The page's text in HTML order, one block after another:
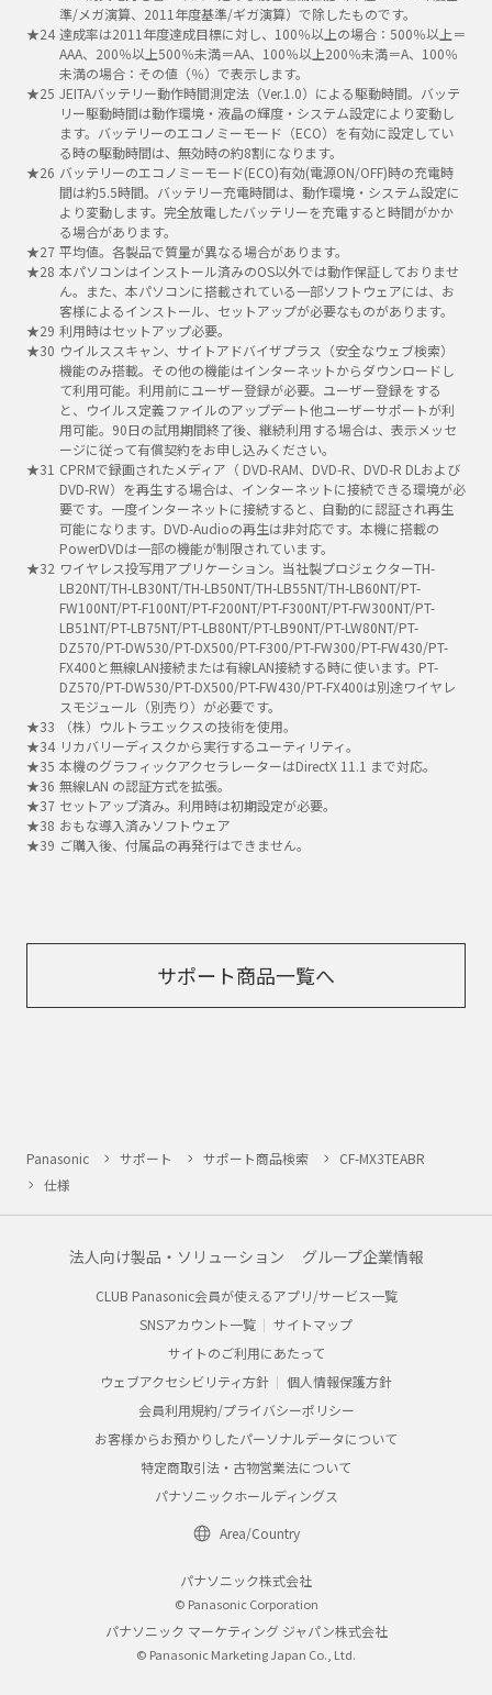
準/メガ演算、2011年度基準/ギガ演算）で除したものです。
達成率は2011年度達成目標に対し、100％以上の場合：500％以上＝
AAA、200％以上500％未満＝AA、100％以上200％未満＝A、100％
未満の場合：その値（％）で表示します。
JEITAバッテリー動作時間測定法（Ver.1.0）による駆動時間。バッテ
リー駆動時間は動作環境・液晶の輝度・システム設定により変動し
ます。バッテリーのエコノミーモード（ECO）を有効に設定してい
る時の駆動時間は、無効時の約8割になります。
バッテリーのエコノミーモード(ECO)有効(電源ON/OFF)時の充電時
間は約5.5時間。バッテリー充電時間は、動作環境・システム設定に
より変動します。完全放電したバッテリーを充電すると時間がかか
る場合があります。
平均値。各製品で質量が異なる場合があります。
本パソコンはインストール済みのOS以外では動作保証しておりませ
ん。また、本パソコンに搭載されている一部ソフトウェアには、お
客様によるインストール、セットアップが必要なものがあります。
利用時はセットアップ必要。
ウイルススキャン、サイトアドバイザプラス（安全なウェブ検索）
機能のみ搭載。その他の機能はインターネットからダウンロードし
て利用可能。利用前にユーザー登録が必要。ユーザー登録をする
と、ウイルス定義ファイルのアップデート他ユーザーサポートが利
用可能。90日の試用期間終了後、継続利用する場合は、表示メッセ
ージに従って有償契約をお申し込みください。
CPRMで録画されたメディア（ DVD-RAM、DVD-R、DVD-R DLおよび
DVD-RW）を再生する場合は、インターネットに接続できる環境が必
要です。一度インターネットに接続すると、自動的に認証され再生
可能になります。DVD-Audioの再生は非対応です。本機に搭載の
PowerDVDは一部の機能が制限されています。
ワイヤレス投写用アプリケーション。当社製プロジェクターTH-
LB20NT/TH-LB30NT/TH-LB50NT/TH-LB55NT/TH-LB60NT/PT-
FW100NT/PT-F100NT/PT-F200NT/PT-F300NT/PT-FW300NT/PT-
LB51NT/PT-LB75NT/PT-LB80NT/PT-LB90NT/PT-LW80NT/PT-
DZ570/PT-DW530/PT-DX500/PT-F300/PT-FW300/PT-FW430/PT-
FX400と無線LAN接続または有線LAN接続する時に使います。PT-
DZ570/PT-DW530/PT-DX500/PT-FW430/PT-FX400は別途ワイヤレ
スモジュール（別売り）が必要です。
（株）ウルトラエックスの技術を使用。
リカバリーディスクから実行するユーティリティ。
本機のグラフィックアクセラレーターはDirectX 11.1 まで対応。
無線LAN の認証方式を拡張。
セットアップ済み。利用時は初期設定が必要。
おもな導入済みソフトウェア
ご購入後、付属品の再発行はできません。
サポート商品一覧へ
Panasonic サポート サポート商品検索
CF-MX3TEABR
仕様
法人向け製品・ソリューション グループ企業情報
CLUB Panasonic会員が使えるアプリ/サービス一覧
SNSアカウント一覧
サイトマップ
サイトのご利用にあたって
ウェブアクセシビリティ方針
個人情報保護方針
会員利用規約/プライバシーポリシー
お客様からお預かりしたパーソナルデータについて
特定商取引法・古物営業法について
パナソニックホールディングス
Area/Country
パナソニック株式会社
© Panasonic Corporation
パナソニック マーケティング ジャパン株式会社
© Panasonic Marketing Japan Co., Ltd.